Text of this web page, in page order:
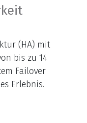
(HA) mit
bis zu 14
Failover
Erlebnis.